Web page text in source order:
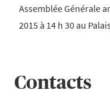
Assemblée Générale
2015 à 14 h 30 au
Contacts